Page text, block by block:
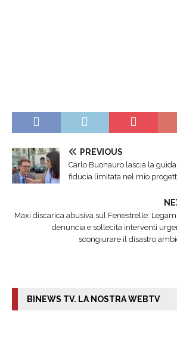
PREVIOUS
Carlo Buonauro lascia la
fiducia limitata nel mio
Maxi discarica abusiva sul Fenestrelle:
denuncia e sollecita interventi
scongiurare il disastro
BINEWS TV. LA NOSTRA WEBTV